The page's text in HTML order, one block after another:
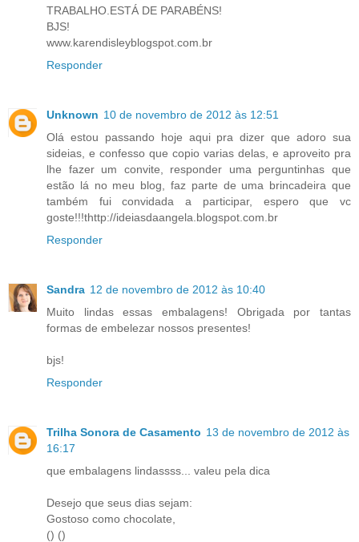
TRABALHO.ESTÁ DE PARABÉNS!
BJS!
www.karendisleyblogspot.com.br
Responder
Unknown 10 de novembro de 2012 às 12:51
Olá estou passando hoje aqui pra dizer que adoro sua
sideias, e confesso que copio varias delas, e aproveito pra
lhe fazer um convite, responder uma perguntinhas que
estão lá no meu blog, faz parte de uma brincadeira que
também fui convidada a participar, espero que vc
goste!!!thttp://ideiasdaangela.blogspot.com.br
Responder
Sandra 12 de novembro de 2012 às 10:40
Muito lindas essas embalagens! Obrigada por tantas
formas de embelezar nossos presentes!
bjs!
Responder
Trilha Sonora de Casamento 13 de novembro de 2012 às
16:17
que embalagens lindassss... valeu pela dica
Desejo que seus dias sejam:
Gostoso como chocolate,
() ()